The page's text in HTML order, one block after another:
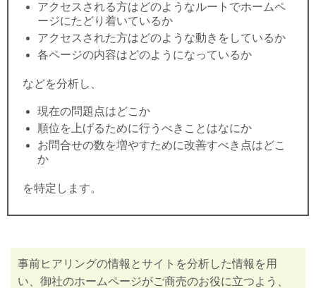
アクセスされる方はどのようなルートでホームペ
ージにたどり着いているか
アクセスされた方はどのような動きをしているか
各ページの内容はどのようになっているか
などを分析し、
現在の問題点はどこか
順位を上げるために行うべきことはなにか
お問合せの数を増やすために改善すべき点はどこ
か
を特定します。
事前ヒアリングの情報とサイトを分析した情報を用
い、御社のホームページがご商売のお役に立つよう、